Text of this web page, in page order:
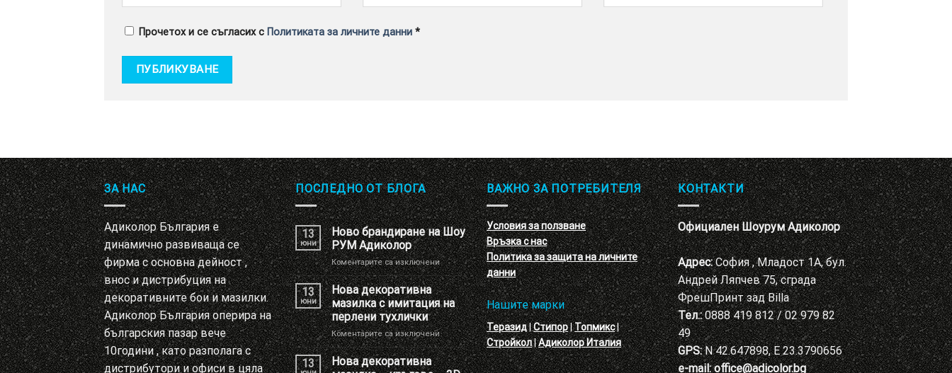
Прочетох и се съгласих с Политиката за личните данни *
ЗА НАС
Адиколор България е
динамично развиваща се
фирма с основна дейност ,
внос и дистрибуция на
декоративните бои и мазилки.
Адиколор България оперира на
българския пазар вече
10години , като разполага с
дистрибутори и офиси в цяла
ПОСЛЕДНО ОТ БЛОГА
13
юни
Ново брандиране на Шоу
РУМ Адиколор
Коментарите са изключениза
Ново
брандиране
на
Шоу
РУМ
Адиколор
13
юни
Нова декоративна
мазилка с имитация на
перлени тухлички
Коментарите са изключениза
Нова
декоративна
мазилка
13
Нова декоративна
ВАЖНО ЗА ПОТРЕБИТЕЛЯ
Условия за ползване
Връзка с нас
Политика за защита на личните
данни
Нашите марки
Теразид|Стипор|Топмикс|
Стройкол|Адиколор Италия
КОНТАКТИ
Официален Шоурум Адиколор
Адрес:София , Младост 1А, бул.
Андрей Ляпчев 75, сграда
ФрешПринт зад Billa
Тел.:0888 419 812 / 02 979 82
49
GPS:N 42.647898, E 23.3790656
e-mail: office@adicolor.bg